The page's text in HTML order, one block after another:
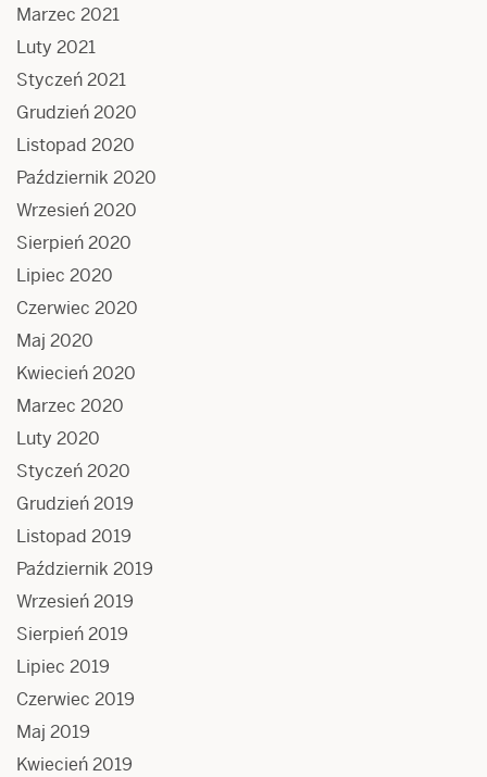
Marzec 2021
Luty 2021
Styczeń 2021
Grudzień 2020
Listopad 2020
Październik 2020
Wrzesień 2020
Sierpień 2020
Lipiec 2020
Czerwiec 2020
Maj 2020
Kwiecień 2020
Marzec 2020
Luty 2020
Styczeń 2020
Grudzień 2019
Listopad 2019
Październik 2019
Wrzesień 2019
Sierpień 2019
Lipiec 2019
Czerwiec 2019
Maj 2019
Kwiecień 2019